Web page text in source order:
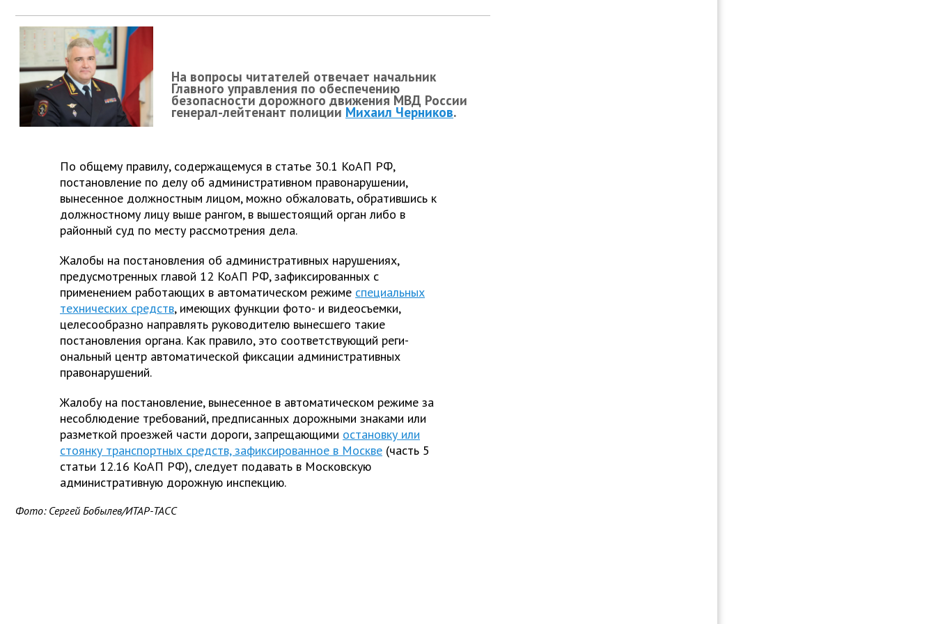
На вопросы читателей отвечает начальник
Главного управления по обеспечению
безопасности дорожного движения МВД России
генерал-лейтенант полиции Михаил Черников.
По общему правилу, содержащемуся в статье 30.1 КоАП РФ,
постановление по делу об административном правонарушении,
вынесенное должностным лицом, можно обжаловать, обратившись к
должностному лицу выше рангом, в вышестоящий орган либо в
районный суд по месту рассмотрения дела.
Жалобы на постановления об административных нарушениях,
предусмотренных главой 12 КоАП РФ, зафиксированных с
применением работающих в автоматическом режиме специальных
технических средств, имеющих функции фото- и видеосъемки,
целесообразно направлять руководителю вынесшего такие
постановления органа. Как правило, это соответствующий реги­
ональный центр автоматической фиксации административных
правонарушений.
Жалобу на постановление, вынесенное в автоматическом режиме за
несоблюдение требований, предписанных дорожными знаками или
разметкой проезжей части дороги, запрещающими остановку или
стоянку транспортных средств, зафиксированное в Москве (часть 5
статьи 12.16 КоАП РФ), следует подавать в Московскую
административную дорожную инспекцию.
Фото: Сергей Бобылев/ИТАР-ТАСС